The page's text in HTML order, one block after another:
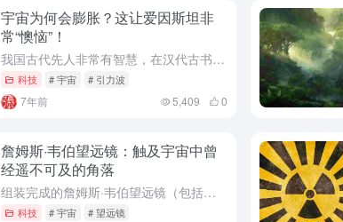
宇宙为何会膨胀？这让爱因斯坦非
常“懊恼”！
我国古代先人非常有智慧，在汉代古书刘安的《淮南子·齐俗》中，就提到过“四方上下谓之宇，往固来今谓之宙”，简单来说宇是空间，宙是时间，所以宇宙学是一门研究时空的学问。 在宇宙中，时间和空间基本上是一回...
科技 # 宇宙 # 引力波
7年前 5,409 0
詹姆斯·韦伯望远镜：触及宇宙中曾
经遥不可及的角落
组装完成的詹姆斯·韦伯望远镜（包括其“遮阳伞”和模块式组件）已完成部分配置，还将进行进一步安装。 新浪科技讯 北京时间1月6日消息，据国外媒体报道，NASA的詹姆斯·韦伯望远镜目前定于2021年3月...
科技 # 宇宙 # 望远镜